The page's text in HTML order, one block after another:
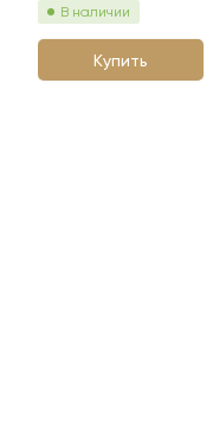
В наличии
Купить